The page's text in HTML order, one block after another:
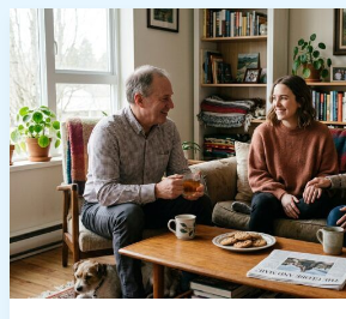
DU
GOUVERNEMENT
:
DÉCOUVREZ
LE
RATIO
LAISSE